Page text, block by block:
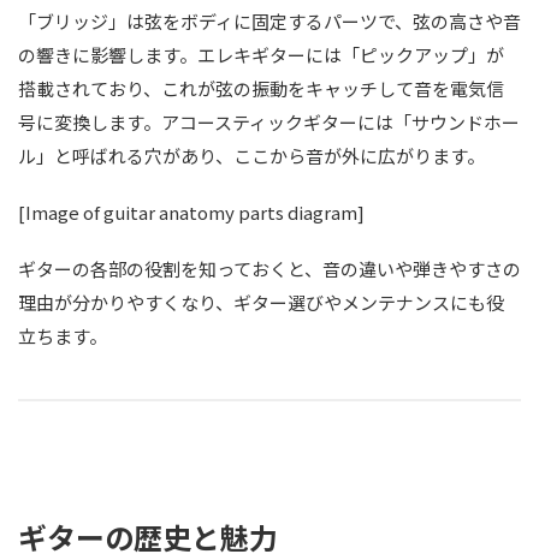
「ブリッジ」は弦をボディに固定するパーツで、弦の高さや音
の響きに影響します。エレキギターには「ピックアップ」が
搭載されており、これが弦の振動をキャッチして音を電気信
号に変換します。アコースティックギターには「サウンドホー
ル」と呼ばれる穴があり、ここから音が外に広がります。
[Image of guitar anatomy parts diagram]
ギターの各部の役割を知っておくと、音の違いや弾きやすさの
理由が分かりやすくなり、ギター選びやメンテナンスにも役
立ちます。
ギターの歴史と魅力